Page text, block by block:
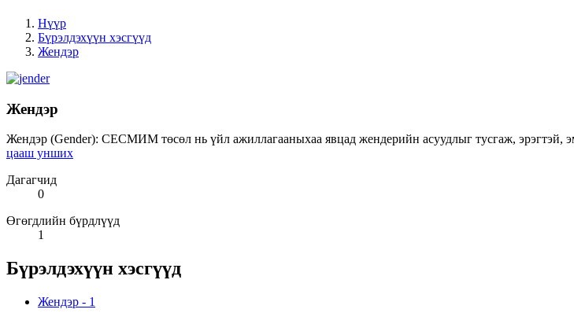
Нүүр
Бүрэлдэхүүн хэсгүүд
Жендэр
Жендэр
Жендэр (Gender): СЕСМИМ төсөл нь үйл ажиллагааныхаа явцад жендерийн асуудлыг тусгаж, эрэгтэй,
цааш унших
Дагагчид
0
Өгөгдлийн бүрдлүүд
1
Бүрэлдэхүүн хэсгүүд
Жендэр - 1